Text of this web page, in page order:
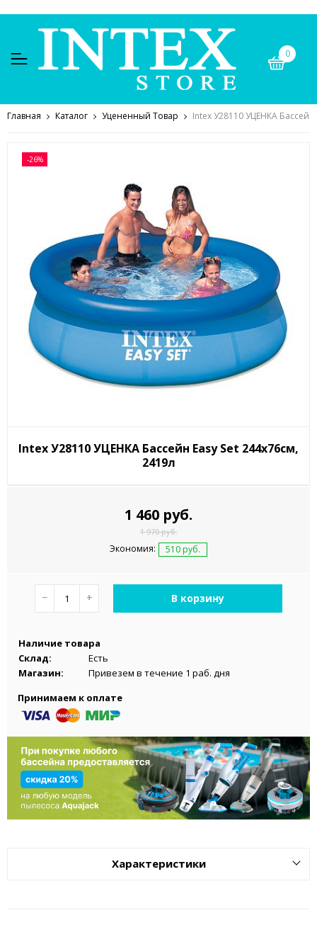
0
Главная Каталог Уцененный Товар Intex У28110 УЦЕНКА Бассейн
-26%
Intex У28110 УЦЕНКА Бассейн Easy Set 244х76см,
2419л
1 460 руб.
1 970 руб.
Экономия: 510 руб.
− + В корзину
Наличие товара
Склад:
Есть
Магазин:
Привезем в течение 1 раб. дня
Принимаем к оплате
Характеристики